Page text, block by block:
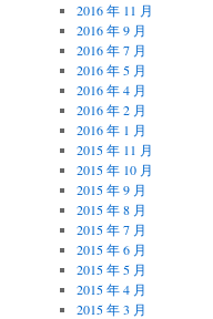
2016 年 11 月
2016 年 9 月
2016 年 7 月
2016 年 5 月
2016 年 4 月
2016 年 2 月
2016 年 1 月
2015 年 11 月
2015 年 10 月
2015 年 9 月
2015 年 8 月
2015 年 7 月
2015 年 6 月
2015 年 5 月
2015 年 4 月
2015 年 3 月